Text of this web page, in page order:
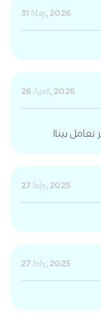
31 May, 2026
26 April, 2026
بيناا
27 July, 2025
27 July, 2025